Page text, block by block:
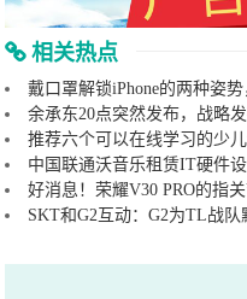
相关热点
戴口罩解锁iPhone的两种姿
余承东20点突然发布，战略
推荐六个可以在线学习的少
中国联通沃音乐租赁IT硬件
好消息！荣耀V30 PRO的指
SKT和G2互动：G2为TL战